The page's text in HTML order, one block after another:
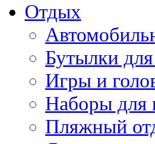
Отдых
Бутылки
Игры и
Наборы для
Пляжный